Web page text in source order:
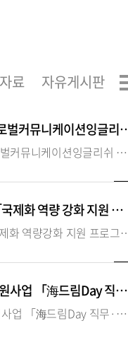
2020학년도 제2학기 글
2020학년도 제2학기 글로벌커뮤니케이션잉글리쉬 시험 실시 안내❍ 시험 시행 기본 방침(‘20.2학기에 한함)
2020학년도 인문학부 「국제화 역량 강화 지원 프로그램」 추가 접수 안
020학년도 인문학부 「국
2020학년도 대학혁신지원사업 「海드림Day 직무·직업 설명회」 참석자
2020학년도 대학혁신지원사업 「海드림Day 직무·직업 설명회」 참석자 모집